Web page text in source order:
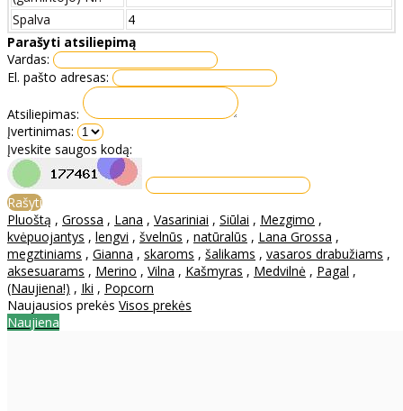
Spalva
4
Parašyti atsiliepimą
Vardas:
El. pašto adresas:
Atsiliepimas:
Įvertinimas:
Įveskite saugos kodą:
Rašyti
Pluoštą , Grossa , Lana , Vasariniai , Siūlai , Mezgimo ,
kvėpuojantys , lengvi , švelnūs , natūralūs , Lana Grossa ,
megztiniams , Gianna , skaroms , šalikams , vasaros drabužiams ,
aksesuarams , Merino , Vilna , Kašmyras , Medvilnė , Pagal ,
(Naujiena!) , Iki , Popcorn
Naujausios prekės Visos prekės
Naujiena